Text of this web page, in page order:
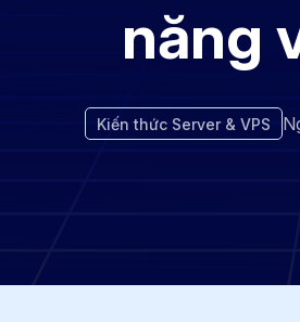
năng
Kiến thức Server & VPS